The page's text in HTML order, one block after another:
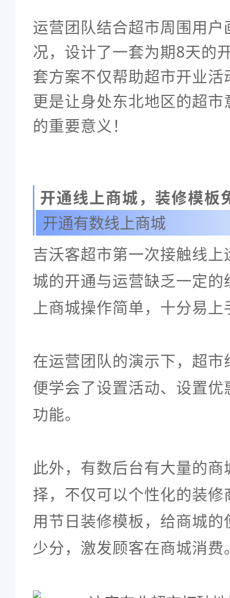
运营团队结合超市周围用
况，设计了一套为期8天的
套方案不仅帮助超市开业
更是让身处东北地区的超
的重要意义！
开通线上商城，装修模板
开通有数线上商城
吉沃客超市第一次接触线
城的开通与运营缺乏一定
上商城操作简单，十分易上
在运营团队的演示下，超
便学会了设置活动、设置
功能。
此外，有数后台有大量的
择，不仅可以个性化的装
用节日装修模板，给商城
少分，激发顾客在商城消费